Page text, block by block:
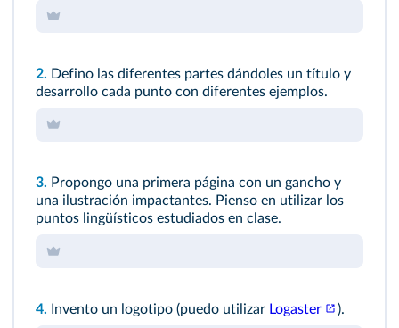
2. Defino las diferentes partes dándoles un título y
desarrollo cada punto con diferentes ejemplos.
3. Propongo una primera página con un gancho y
una ilustración impactantes. Pienso en utilizar los
puntos lingüísticos estudiados en clase.
4. Invento un logotipo (puedo utilizar Logaster ).